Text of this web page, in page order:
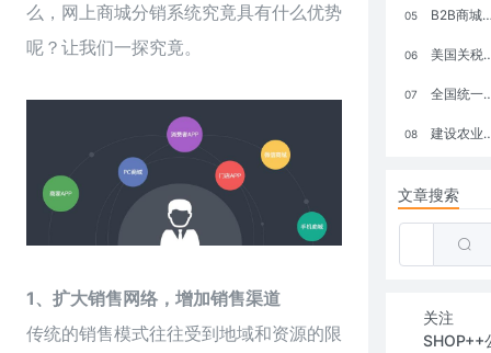
么，网上商城分销系统究竟具有什么优势
呢？让我们一探究竟。
1、扩大销售网络，增加销售渠道
传统的销售模式往往受到地域和资源的限
05 B2B商城系统搭建：开发语言、功能、优势分析
06 美国关税政策冲击全球电商格局：五大类平台受重创，转型与自救成关键
07 全国统一大市场：电商如何掘金新蓝海？
08 建设农业强国，网上商城来助力！
文章搜索
关注
SHOP++